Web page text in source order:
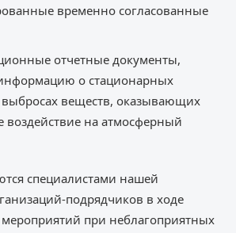
временно согласованные
отчетные документы,
о стационарных
выбросах веществ, оказывающих
воздействие на атмосферный
специалистами нашей
подрядчиков в ходе
мероприятий при неблагоприятных